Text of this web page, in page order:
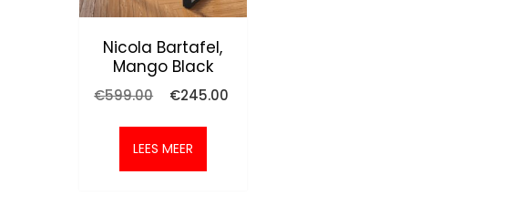
Nicola Bartafel,
Mango Black
€599.00
Oorspronkelijke
was:
€599.00.
€245.00
LEES MEER